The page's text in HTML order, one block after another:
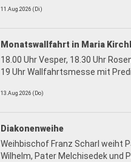
11.Aug.2026 (Di)
Monatswallfahrt in Maria
18.00 Uhr Vesper, 18.30 Uhr
19 Uhr Wallfahrtsmesse mit
13.Aug.2026 (Do)
Diakonenweihe
Weihbischof Franz Scharl weiht
Wilhelm, Pater Melchisedek und